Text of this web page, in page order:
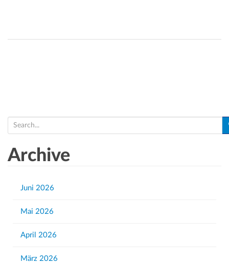
e
rArchive
Juni 2026
Mai 2026
April 2026
März 2026